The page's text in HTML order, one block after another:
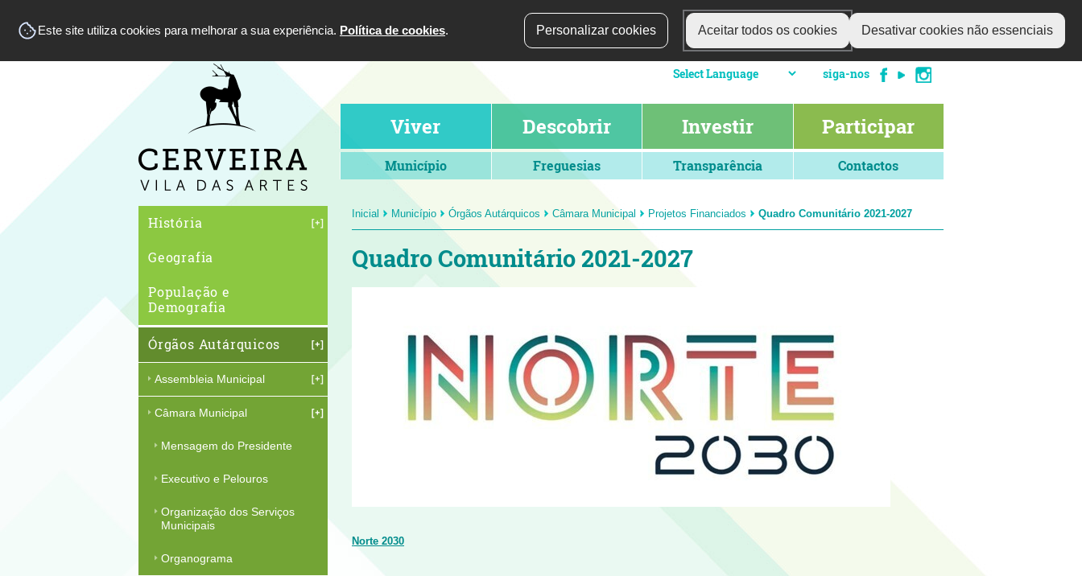
Este site utiliza cookies para melhorar a sua experiência. Política de cookies. Personalizar cookies Aceitar todos os cookies Desativar cookies não essenciais
siga-nos
Viver Descobrir Investir Participar
Município Freguesias Transparência Contactos
História
Geografia
População e
Demografia
Órgãos Autárquicos
Assembleia Municipal
Câmara Municipal
Mensagem do Presidente
Executivo e Pelouros
Organização dos Serviços
Municipais
Organograma
Inicial Município Órgãos Autárquicos Câmara Municipal Projetos Financiados Quadro Comunitário 2021-2027
Quadro Comunitário 2021-2027
Norte 2030